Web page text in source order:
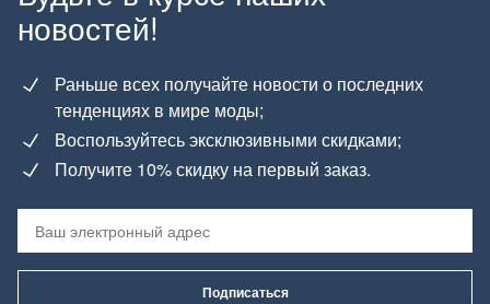
новостей!
Раньше всех получайте новости о последних
тенденциях в мире моды;
Воспользуйтесь эксклюзивными скидками;
Получите 10% скидку на первый заказ.
Подписаться